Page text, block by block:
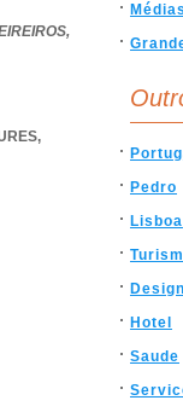
,
Médias
Pedro
Lisboa
Design
Hotel
Saude